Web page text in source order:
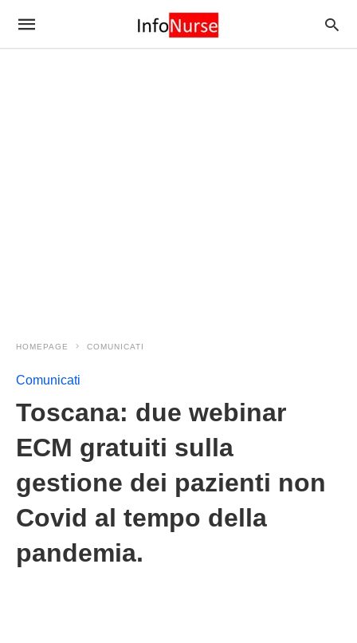
HOMEPAGE COMUNICATI
Comunicati
Toscana: due webinar
ECM gratuiti sulla
gestione dei pazienti non
Covid al tempo della
pandemia.